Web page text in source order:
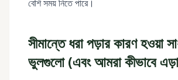
বেশি সময় নিতে পারে।
সীমান্তে ধরা পড়ার কারণ হওয়া
ভুলগুলো (এবং আমরা কীভাবে